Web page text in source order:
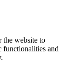
the website to
functionalities and